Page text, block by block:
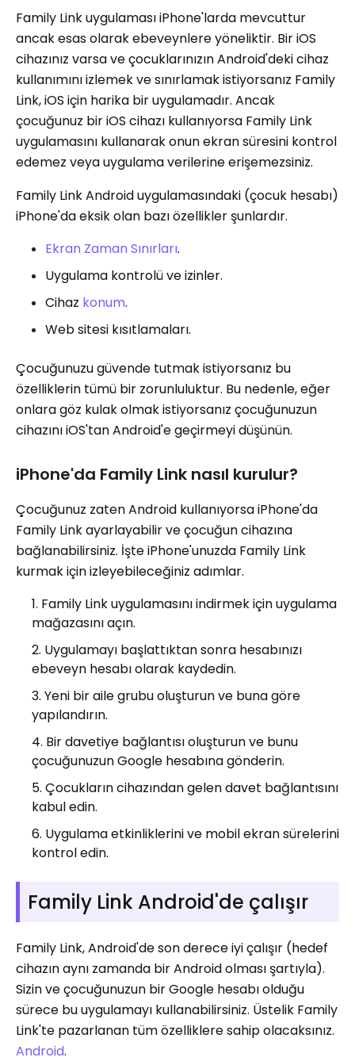
Family Link uygulaması iPhone'larda mevcuttur
ancak esas olarak ebeveynlere yöneliktir. Bir iOS
cihazınız varsa ve çocuklarınızın Android'deki cihaz
kullanımını izlemek ve sınırlamak istiyorsanız Family
Link, iOS için harika bir uygulamadır. Ancak
çocuğunuz bir iOS cihazı kullanıyorsa Family Link
uygulamasını kullanarak onun ekran süresini kontrol
edemez veya uygulama verilerine erişemezsiniz.
Family Link Android uygulamasındaki (çocuk hesabı)
iPhone'da eksik olan bazı özellikler şunlardır.
Ekran Zaman Sınırları.
Uygulama kontrolü ve izinler.
Cihaz konum.
Web sitesi kısıtlamaları.
Çocuğunuzu güvende tutmak istiyorsanız bu
özelliklerin tümü bir zorunluluktur. Bu nedenle, eğer
onlara göz kulak olmak istiyorsanız çocuğunuzun
cihazını iOS'tan Android'e geçirmeyi düşünün.
iPhone'da Family Link nasıl kurulur?
Çocuğunuz zaten Android kullanıyorsa iPhone'da
Family Link ayarlayabilir ve çocuğun cihazına
bağlanabilirsiniz. İşte iPhone'unuzda Family Link
kurmak için izleyebileceğiniz adımlar.
Family Link uygulamasını indirmek için uygulama
mağazasını açın.
Uygulamayı başlattıktan sonra hesabınızı
ebeveyn hesabı olarak kaydedin.
Yeni bir aile grubu oluşturun ve buna göre
yapılandırın.
Bir davetiye bağlantısı oluşturun ve bunu
çocuğunuzun Google hesabına gönderin.
Çocukların cihazından gelen davet bağlantısını
kabul edin.
Uygulama etkinliklerini ve mobil ekran sürelerini
kontrol edin.
Family Link Android'de çalışır
Family Link, Android'de son derece iyi çalışır (hedef
cihazın aynı zamanda bir Android olması şartıyla).
Sizin ve çocuğunuzun bir Google hesabı olduğu
sürece bu uygulamayı kullanabilirsiniz. Üstelik Family
Link'te pazarlanan tüm özelliklere sahip olacaksınız.
Android.